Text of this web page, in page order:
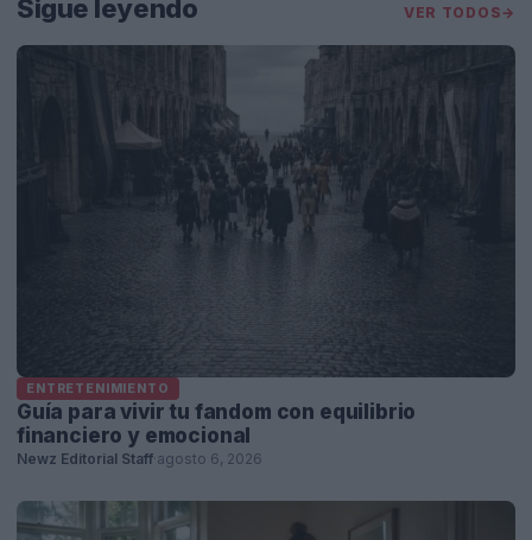
Sigue leyendo VER TODOS→
ENTRETENIMIENTO
Guía para vivir tu fandom con equilibrio
financiero y emocional
Newz Editorial Staff agosto 6, 2026